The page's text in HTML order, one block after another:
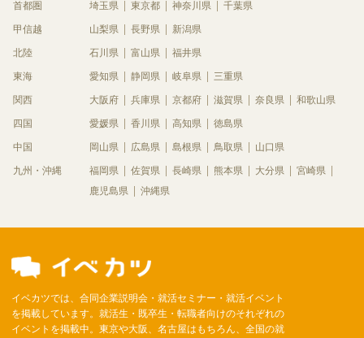
首都圏 埼玉県 東京都 神奈川県 千葉県
甲信越 山梨県 長野県 新潟県
北陸 石川県 富山県 福井県
東海 愛知県 静岡県 岐阜県 三重県
関西 大阪府 兵庫県 京都府 滋賀県 奈良県 和歌山県
四国 愛媛県 香川県 高知県 徳島県
中国 岡山県 広島県 島根県 鳥取県 山口県
九州・沖縄 福岡県 佐賀県 長崎県 熊本県 大分県
宮崎県
鹿児島県
沖縄県
イベカツでは、合同企業説明会・就活セミナー・就活イベント
を掲載しています。就活生・既卒生・転職者向けのそれぞれの
イベントを掲載中。東京や大阪、名古屋はもちろん、全国の就